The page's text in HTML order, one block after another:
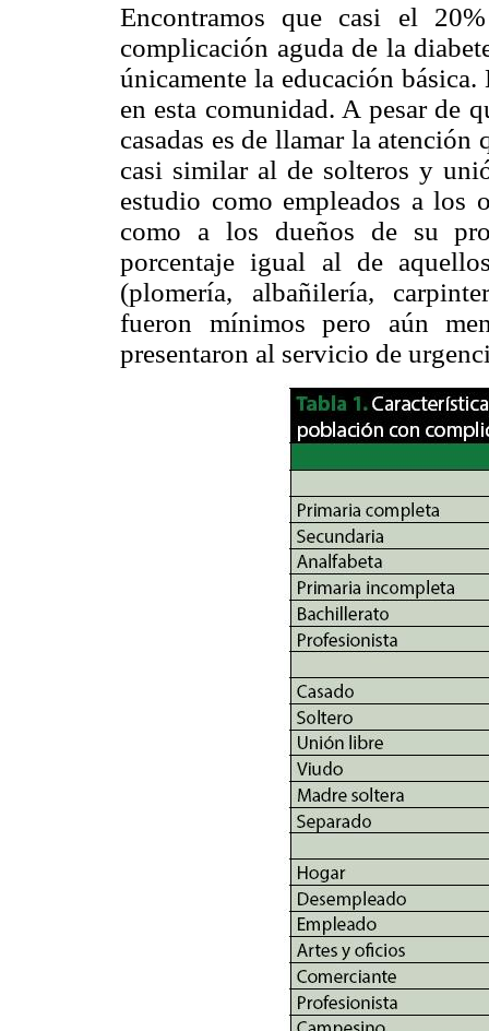
Encontramos que casi el
complicación aguda de la
únicamente la educación
en esta comunidad. A pesar de
casadas es de llamar la
casi similar al de solteros y
estudio como empleados a los
como a los dueños de su
porcentaje igual al de
(plomería, albañilería,
fueron mínimos pero aún
presentaron al servicio de